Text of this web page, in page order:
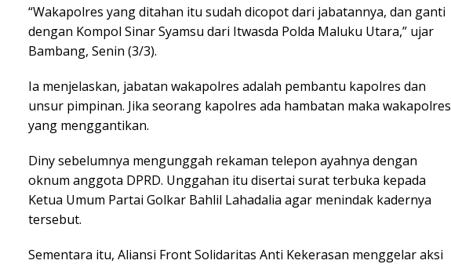
“Wakapolres yang ditahan itu sudah dicopot dari jabatannya, dan ganti
dengan Kompol Sinar Syamsu dari Itwasda Polda Maluku Utara,” ujar
Bambang, Senin (3/3).
Ia menjelaskan, jabatan wakapolres adalah pembantu kapolres dan
unsur pimpinan. Jika seorang kapolres ada hambatan maka wakapolres
yang menggantikan.
Diny sebelumnya mengunggah rekaman telepon ayahnya dengan
oknum anggota DPRD. Unggahan itu disertai surat terbuka kepada
Ketua Umum Partai Golkar Bahlil Lahadalia agar menindak kadernya
tersebut.
Sementara itu, Aliansi Front Solidaritas Anti Kekerasan menggelar aksi